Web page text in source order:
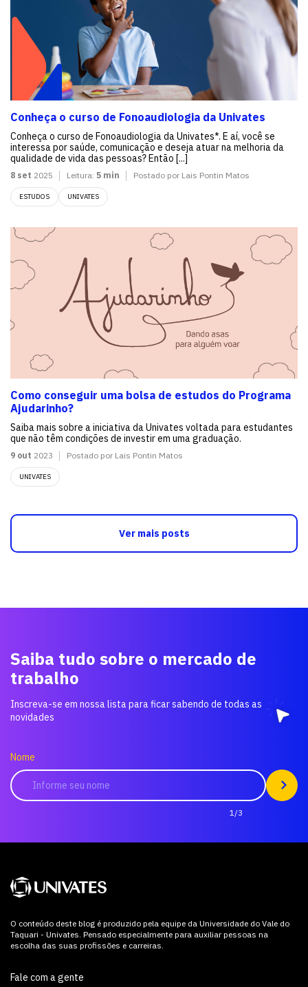
Conheça o curso de Fonoaudiologia da Univates
Conheça o curso de Fonoaudiologia da Univates*. E aí, você se
interessa por saúde, comunicação e deseja atuar na melhoria da
qualidade de vida das pessoas? Então [...]
8 set 2025 Leitura: 5 min Postado por Lais Pontin Matos
ESTUDOS UNIVATES
Como conseguir uma bolsa de estudos do Programa
Ajudarinho?
Saiba mais sobre a iniciativa da Univates voltada para estudantes
que não têm condições de investir em uma graduação.
9 out 2023 Postado por Lais Pontin Matos
UNIVATES
Ver mais posts
Saiba tudo sobre o mercado de
trabalho
Inscreva-se em nossa lista para ficar sabendo de todas as
novidades
Nome
1/3
O conteúdo deste blog é produzido pela equipe da Universidade do Vale do
Taquari - Univates. Pensado especialmente para auxiliar pessoas na
escolha das suas profissões e carreiras.
Fale com a gente